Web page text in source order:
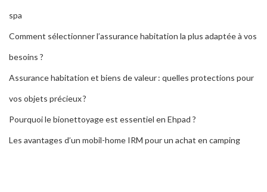
spa
Comment sélectionner l’assurance habitation la plus adaptée à vos
besoins ?
Assurance habitation et biens de valeur : quelles protections pour
vos objets précieux ?
Pourquoi le bionettoyage est essentiel en Ehpad ?
Les avantages d’un mobil-home IRM pour un achat en camping